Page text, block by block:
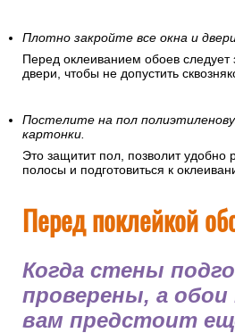
Плотно закройте все окна и
Перед оклеиванием обоев следует
двери, чтобы не допустить
Постелите на пол
картонки.
Это защитит пол, позволит удобно
полосы и подготовиться к
Перед поклейкой
Когда стены
проверены, а обои
вам предстоит